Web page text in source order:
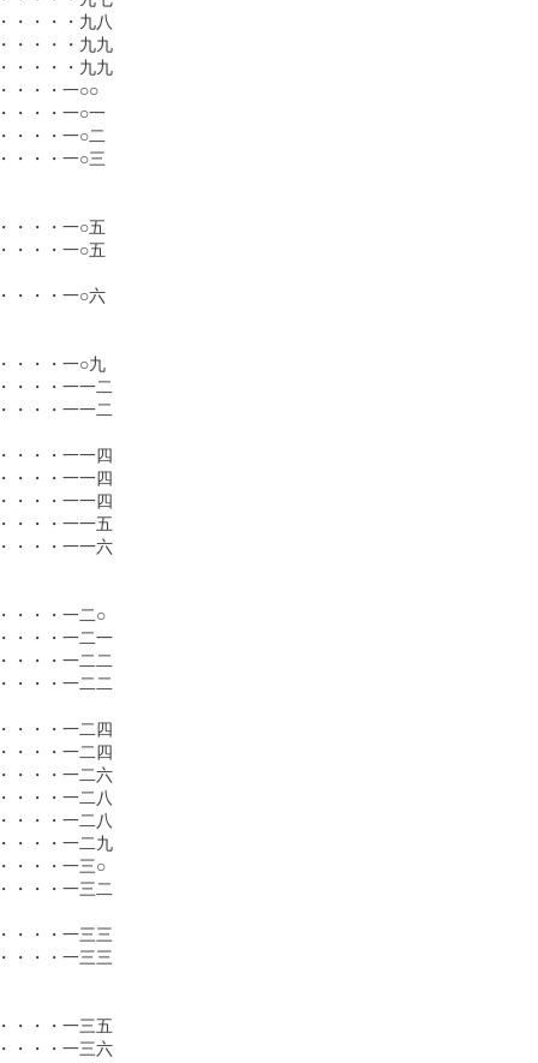
・・・・九八
・・・・九九
・・・・九九
・・・一○○
・・・一○一
・・・一○二
・・・一○三
・・・一○五
・・・一○五
・・・一○六
・・・一○九
・・・一一二
・・・一一二
・・・一一四
・・・一一四
・・・一一四
・・・一一五
・・・一一六
・・・一二○
・・・一二一
・・・一二二
・・・一二二
・・・一二四
・・・一二四
・・・一二六
・・・一二八
・・・一二八
・・・一二九
・・・一三○
・・・一三二
・・・一三三
・・・一三三
・・・一三五
・・・一三六